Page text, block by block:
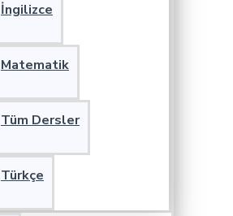
İngilizce
Matematik
Tüm Dersler
Türkçe